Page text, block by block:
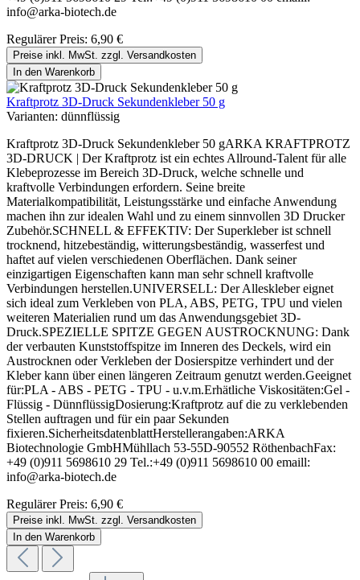
info@arka-biotech.de
Regulärer Preis: 6,90 €
Preise inkl. MwSt. zzgl. Versandkosten
In den Warenkorb
Kraftprotz 3D-Druck Sekundenkleber 50 g
Varianten: dünnflüssig
Kraftprotz 3D-Druck Sekundenkleber 50 gARKA KRAFTPROTZ
3D-DRUCK | Der Kraftprotz ist ein echtes Allround-Talent für alle
Klebeprozesse im Bereich 3D-Druck, welche schnelle und
kraftvolle Verbindungen erfordern. Seine breite
Materialkompatibilität, Leistungsstärke und einfache Anwendung
machen ihn zur idealen Wahl und zu einem sinnvollen 3D Drucker
Zubehör.SCHNELL & EFFEKTIV: Der Superkleber ist schnell
trocknend, hitzebeständig, witterungsbeständig, wasserfest und
haftet auf vielen verschiedenen Oberflächen. Dank seiner
einzigartigen Eigenschaften kann man sehr schnell kraftvolle
Verbindungen herstellen.UNIVERSELL: Der Alleskleber eignet
sich ideal zum Verkleben von PLA, ABS, PETG, TPU und vielen
weiteren Materialien rund um das Anwendungsgebiet 3D-
Druck.SPEZIELLE SPITZE GEGEN AUSTROCKNUNG: Dank
der verbauten Kunststoffspitze im Inneren des Deckels, wird ein
Austrocknen oder Verkleben der Dosierspitze verhindert und der
Kleber kann über einen längeren Zeitraum genutzt werden.Geeignet
für:PLA - ABS - PETG - TPU - u.v.m.Erhätliche Viskositäten:Gel -
Flüssig - DünnflüssigDosierung:Kraftprotz auf die zu verklebenden
Stellen auftragen und für ein paar Sekunden
fixieren.SicherheitsdatenblattHerstellerangaben:ARKA
Biotechnologie GmbHMühllach 53-55D-90552 RöthenbachFax:
+49 (0)911 5698610 29 Tel.:+49 (0)911 5698610 00 emaill:
info@arka-biotech.de
Regulärer Preis: 6,90 €
Preise inkl. MwSt. zzgl. Versandkosten
In den Warenkorb